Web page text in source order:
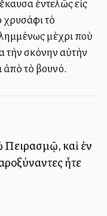
χρυσάφι τὸ
μέχρι ποὺ
τὴν σκόνην αὐτὴν
ἀπὸ τὸ βουνό.
Πειρασμῷ, καὶ ἐν
ἦτε